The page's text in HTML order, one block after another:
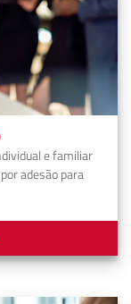
e familiar
adesão para